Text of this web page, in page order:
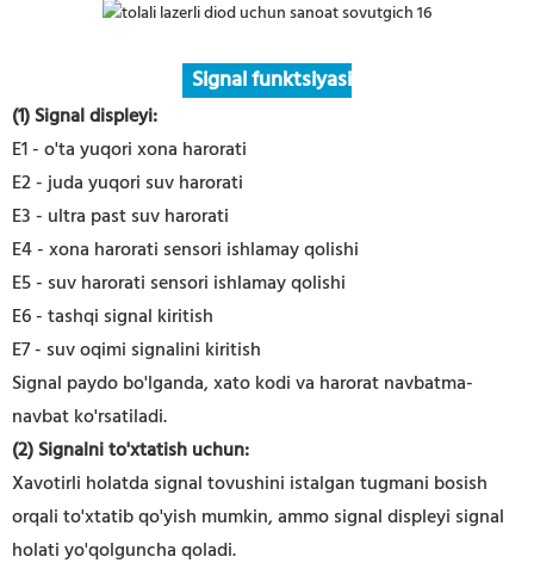
Signal funktsiyasi
(1) Signal displeyi:
E1 - o'ta yuqori xona harorati
E2 - juda yuqori suv harorati
E3 - ultra past suv harorati
E4 - xona harorati sensori ishlamay qolishi
E5 - suv harorati sensori ishlamay qolishi
E6 - tashqi signal kiritish
E7 - suv oqimi signalini kiritish
Signal paydo bo'lganda, xato kodi va harorat navbatma-
navbat ko'rsatiladi.
(2) Signalni to'xtatish uchun:
Xavotirli holatda signal tovushini istalgan tugmani bosish
orqali to'xtatib qo'yish mumkin, ammo signal displeyi signal
holati yo'qolguncha qoladi.